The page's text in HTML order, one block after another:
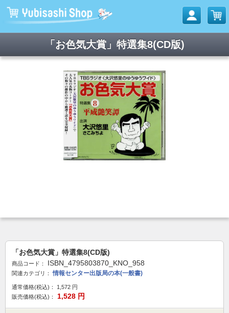
「お色気大賞」特選集8(CD版)
「お色気大賞」特選集8(CD版)
商品コード： ISBN_4795803870_KNO_958
関連カテゴリ： 情報センター出版局の本(一般書)
通常価格(税込)： 1,572 円
販売価格(税込)：
1,528 円